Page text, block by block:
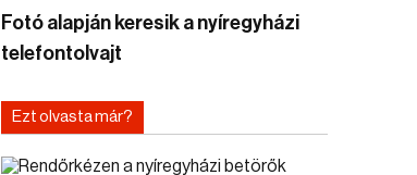
Fotó alapján keresik a nyíregyházi
telefontolvajt
Ezt olvasta már?